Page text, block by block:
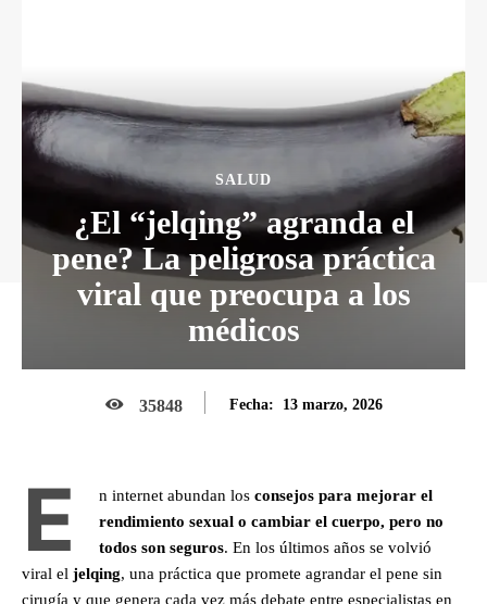
SALUD
¿El “jelqing” agranda el
pene? La peligrosa práctica
viral que preocupa a los
médicos
35848 Fecha: 13 marzo, 2026
E n internet abundan los consejos para mejorar el
rendimiento sexual o cambiar el cuerpo, pero no
todos son seguros. En los últimos años se volvió
viral el jelqing, una práctica que promete agrandar el pene sin
cirugía y que genera cada vez más debate entre especialistas en